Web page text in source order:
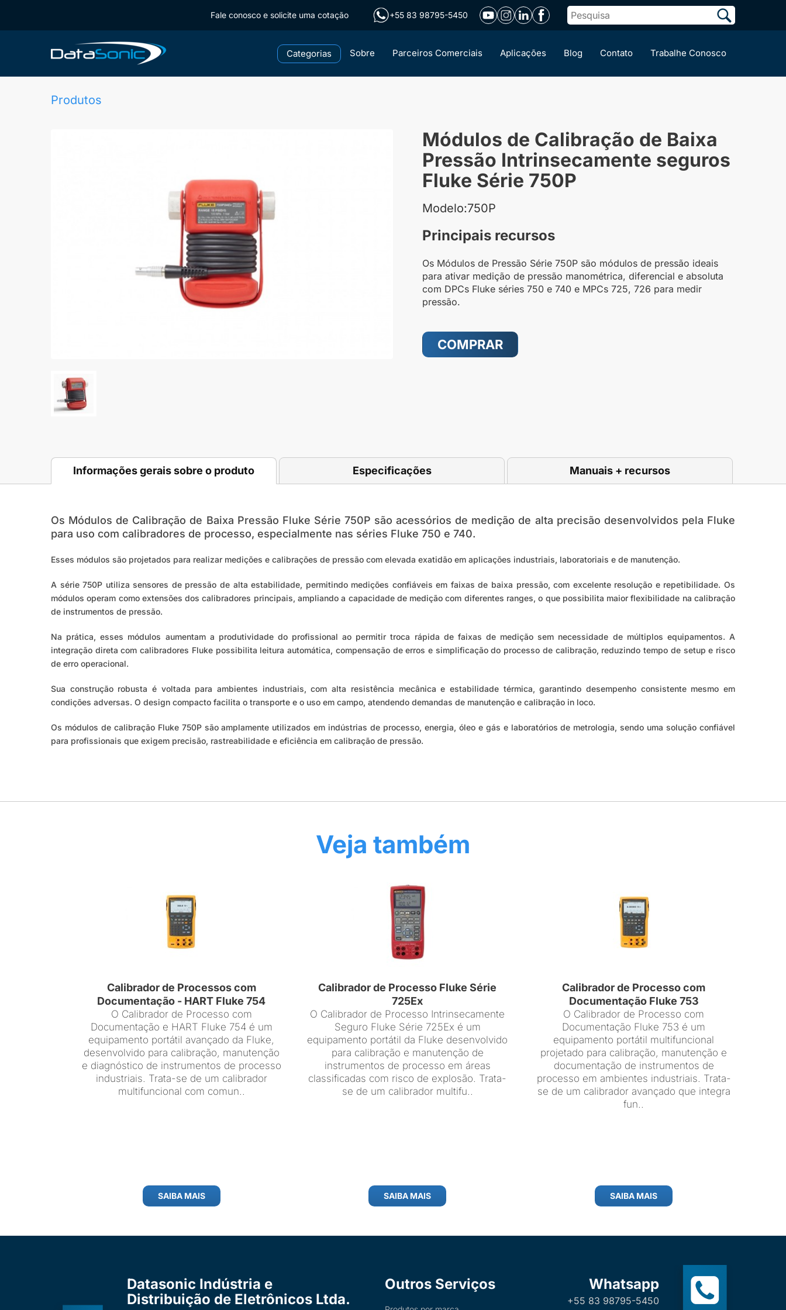
Fale conosco e solicite uma cotação +55 83 98795-5450
Categorias Sobre Parceiros Comerciais Aplicações Blog Contato Trabalhe Conosco
Produtos
Módulos de Calibração de Baixa
Pressão Intrinsecamente seguros
Fluke Série 750P
Modelo:750P
Principais recursos
Os Módulos de Pressão Série 750P são módulos de pressão ideais
para ativar medição de pressão manométrica, diferencial e absoluta
com DPCs Fluke séries 750 e 740 e MPCs 725, 726 para medir
pressão.
COMPRAR
Informações gerais sobre o produto Especificações Manuais + recursos
Os Módulos de Calibração de Baixa Pressão Fluke Série 750P são acessórios de medição de alta precisão desenvolvidos pela Fluke
para uso com calibradores de processo, especialmente nas séries Fluke 750 e 740.
Esses módulos são projetados para realizar medições e calibrações de pressão com elevada exatidão em aplicações industriais, laboratoriais e de manutenção.
A série 750P utiliza sensores de pressão de alta estabilidade, permitindo medições confiáveis em faixas de baixa pressão, com excelente resolução e repetibilidade. Os
módulos operam como extensões dos calibradores principais, ampliando a capacidade de medição com diferentes ranges, o que possibilita maior flexibilidade na calibração
de instrumentos de pressão.
Na prática, esses módulos aumentam a produtividade do profissional ao permitir troca rápida de faixas de medição sem necessidade de múltiplos equipamentos. A
integração direta com calibradores Fluke possibilita leitura automática, compensação de erros e simplificação do processo de calibração, reduzindo tempo de setup e risco
de erro operacional.
Sua construção robusta é voltada para ambientes industriais, com alta resistência mecânica e estabilidade térmica, garantindo desempenho consistente mesmo em
condições adversas. O design compacto facilita o transporte e o uso em campo, atendendo demandas de manutenção e calibração in loco.
Os módulos de calibração Fluke 750P são amplamente utilizados em indústrias de processo, energia, óleo e gás e laboratórios de metrologia, sendo uma solução confiável
para profissionais que exigem precisão, rastreabilidade e eficiência em calibração de pressão.
Veja também
Calibrador de Processos com
Documentação - HART Fluke 754
O Calibrador de Processo com
Documentação e HART Fluke 754 é um
equipamento portátil avançado da Fluke,
desenvolvido para calibração, manutenção
e diagnóstico de instrumentos de processo
industriais. Trata-se de um calibrador
multifuncional com comun..
SAIBA MAIS
Calibrador de Processo Fluke Série
725Ex
O Calibrador de Processo Intrinsecamente
Seguro Fluke Série 725Ex é um
equipamento portátil da Fluke desenvolvido
para calibração e manutenção de
instrumentos de processo em áreas
classificadas com risco de explosão. Trata-
se de um calibrador multifu..
SAIBA MAIS
Calibrador de Processo com
Documentação Fluke 753
O Calibrador de Processo com
Documentação Fluke 753 é um
equipamento portátil multifuncional
projetado para calibração, manutenção e
documentação de instrumentos de
processo em ambientes industriais. Trata-
se de um calibrador avançado que integra
fun..
SAIBA MAIS
Datasonic Indústria e
Distribuição de Eletrônicos Ltda.
Outros Serviços Whatsapp
+55 83 98795-5450